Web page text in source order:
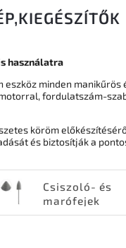
használatra
minden
fordulatszám-
köröm
és biztosítják a
Csiszoló- és
marófejek